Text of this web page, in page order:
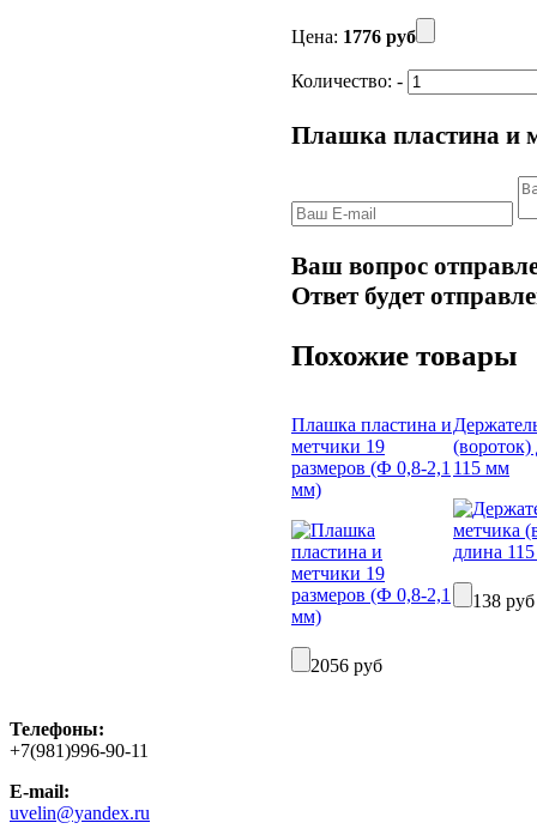
Цена: 1776 руб
Количество: -
Плашка пластина и
Ваш вопрос
Ответ будет
Похожие товары
Плашка пластина и
метчики 19
размеров (Ф 0,8-2,1
мм)
2056 руб
(вороток)
115 мм
138 руб
Телефоны:
+7(981)996-90-11
E-mail:
uvelin@yandex.ru